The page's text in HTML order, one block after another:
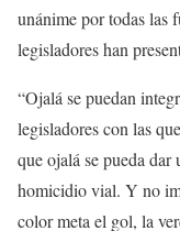
unánime por todas las
legisladores han
“Ojalá se puedan
legisladores con las
que ojalá se pueda
homicidio vial. Y no
color meta el gol, la